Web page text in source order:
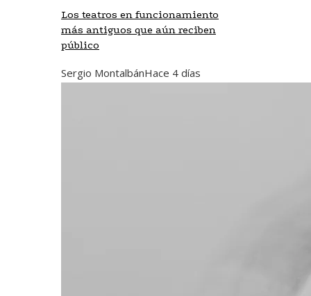
Los teatros en funcionamiento
más antiguos que aún reciben
público
Sergio MontalbánHace 4 días